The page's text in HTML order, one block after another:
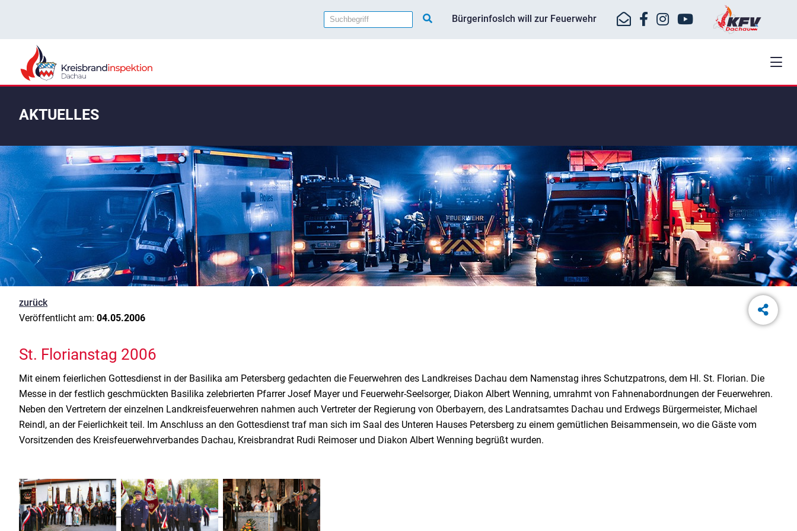
BürgerinfosIch will zur Feuerwehr
AKTUELLES
zurück
Veröffentlicht am: 04.05.2006
St. Florianstag 2006
Mit einem feierlichen Gottesdienst in der Basilika am Petersberg gedachten die Feuerwehren des Landkreises Dachau dem Namenstag ihres Schutzpatrons, dem Hl. St. Florian. Die
Messe in der festlich geschmückten Basilika zelebrierten Pfarrer Josef Mayer und Feuerwehr-Seelsorger, Diakon Albert Wenning, umrahmt von Fahnenabordnungen der Feuerwehren.
Neben den Vertretern der einzelnen Landkreisfeuerwehren nahmen auch Vertreter der Regierung von Oberbayern, des Landratsamtes Dachau und Erdwegs Bürgermeister, Michael
Reindl, an der Feierlichkeit teil. Im Anschluss an den Gottesdienst traf man sich im Saal des Unteren Hauses Petersberg zu einem gemütlichen Beisammensein, wo die Gäste vom
Vorsitzenden des Kreisfeuerwehrverbandes Dachau, Kreisbrandrat Rudi Reimoser und Diakon Albert Wenning begrüßt wurden.